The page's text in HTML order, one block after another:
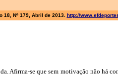
18, Nº 179, Abril de 2013. http://
Afirma-se que sem motivação não há